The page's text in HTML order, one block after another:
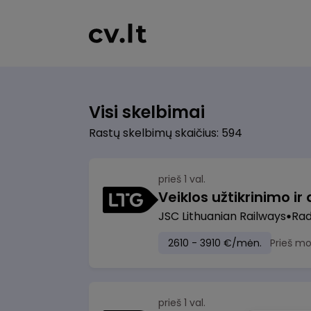
Visi skelbimai
Rastų skelbimų skaičius: 594
prieš 1 val.
JSC Lithuanian Railways
2610 - 3910 €/mėn. Prieš
prieš 1 val.